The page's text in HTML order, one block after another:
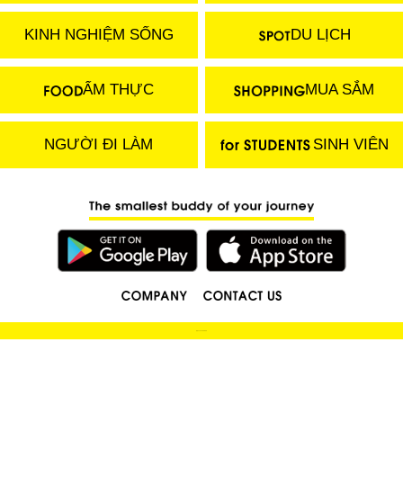
KINH NGHIỆM SỐNG DU LỊCH
ẨM THỰC MUA SẮM
NGƯỜI ĐI LÀM SINH VIÊN